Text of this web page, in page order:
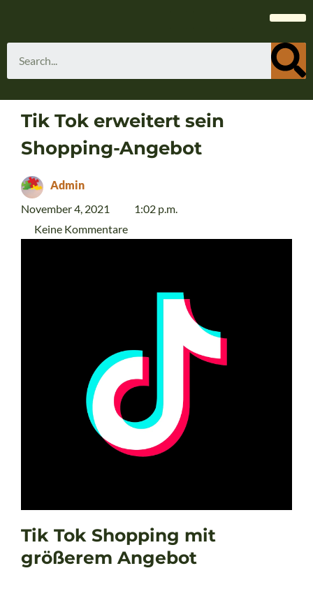
Tik Tok erweitert sein
Shopping-Angebot
Admin
November 4, 2021
1:02 p.m.
Keine Kommentare
Tik Tok Shopping mit
größerem Angebot